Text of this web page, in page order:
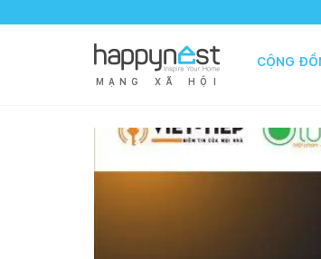
M Ạ N G X Ã H Ộ I
CỘNG